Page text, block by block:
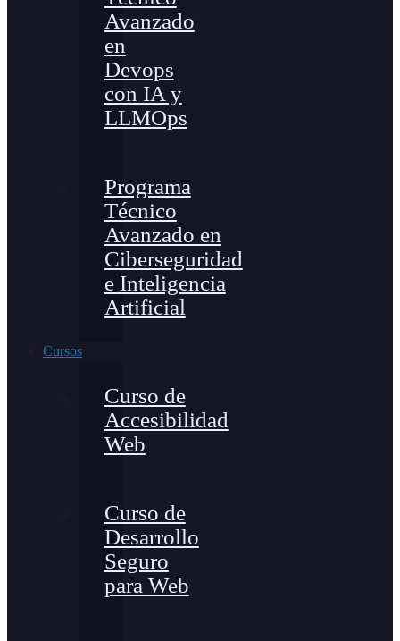
Avanzado
en
Devops
con IA y
LLMOps
Programa
Técnico
Avanzado en
Ciberseguridad
e Inteligencia
Artificial
Cursos
Curso de
Accesibilidad
Web
Curso de
Desarrollo
Seguro
para Web